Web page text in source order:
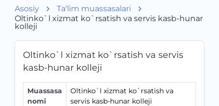
Asosiy
Ta‘lim muassasalari
Oltinko`l xizmat ko`rsatish va servis kasb-hunar
kolleji
Oltinko`l xizmat ko`rsatish va servis
kasb-hunar kolleji
Muassasa
nomi
Oltinko`l xizmat ko`rsatish va
servis kasb-hunar kolleji